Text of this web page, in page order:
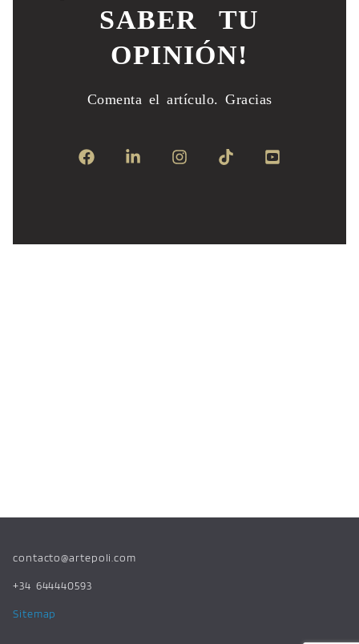
SABER TU
OPINIÓN!
Comenta el artículo. Gracias
contacto@artepoli.com
+34 644440593
Sitemap